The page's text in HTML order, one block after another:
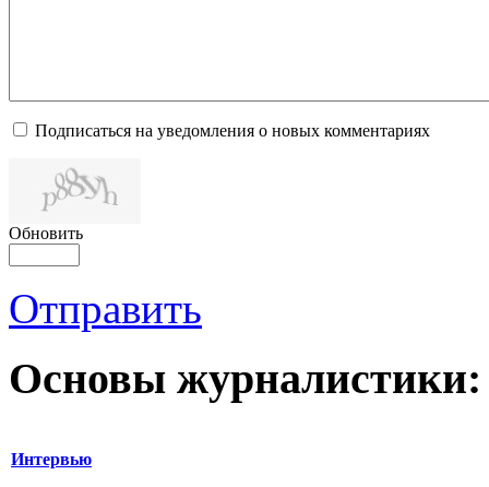
Подписаться на уведомления о новых комментариях
Обновить
Отправить
Основы журналистики:
Интервью